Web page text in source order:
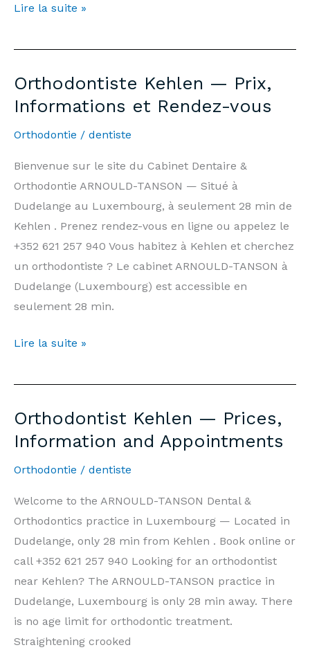
Emergency
Kehlen
7
days/7,
Weekends
Public
Holidays
|
Arnould-
Tanson
Practice
Luxembourg
Lire la suite »
Orthodontiste Kehlen — Prix,
Informations et Rendez-vous
Orthodontie / dentiste
Bienvenue sur le site du Cabinet Dentaire &
Orthodontie ARNOULD-TANSON — Situé à
Dudelange au Luxembourg, à seulement 28 min de
Kehlen . Prenez rendez-vous en ligne ou appelez le
+352 621 257 940 Vous habitez à Kehlen et cherchez
un orthodontiste ? Le cabinet ARNOULD-TANSON à
Dudelange (Luxembourg) est accessible en
seulement 28 min.
Orthodontiste
—
Informations
et
Rendez-
Lire la suite »
Orthodontist Kehlen — Prices,
Information and Appointments
Orthodontie / dentiste
Welcome to the ARNOULD-TANSON Dental &
Orthodontics practice in Luxembourg — Located in
Dudelange, only 28 min from Kehlen . Book online or
call +352 621 257 940 Looking for an orthodontist
near Kehlen? The ARNOULD-TANSON practice in
Dudelange, Luxembourg is only 28 min away. There
is no age limit for orthodontic treatment.
Straightening crooked